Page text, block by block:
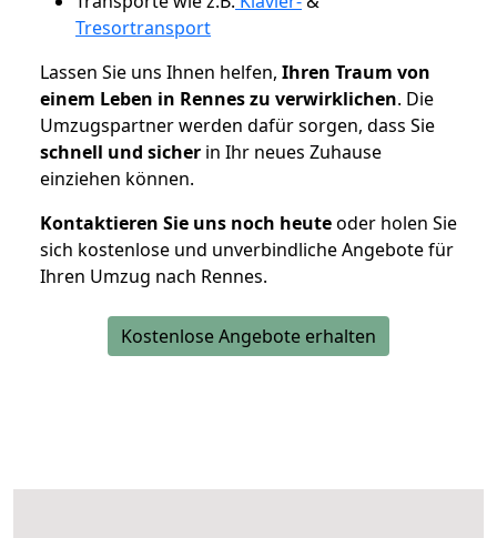
Tresortransport
Lassen Sie uns Ihnen helfen, Ihren Traum von
einem Leben in Rennes zu verwirklichen. Die
Umzugspartner werden dafür sorgen, dass Sie
schnell und sicher in Ihr neues Zuhause
einziehen können.
Kontaktieren Sie uns noch heuteoder holen Sie
sich kostenlose und unverbindliche Angebote für
Ihren Umzug nach Rennes.
Kostenlose Angebote erhalten